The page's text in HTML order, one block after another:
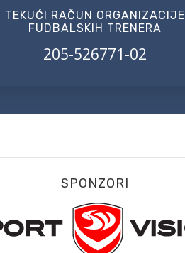
TEKUĆI RAČUN ORGANIZACIJE
FUDBALSKIH TRENERA
205-526771-02
SPONZORI